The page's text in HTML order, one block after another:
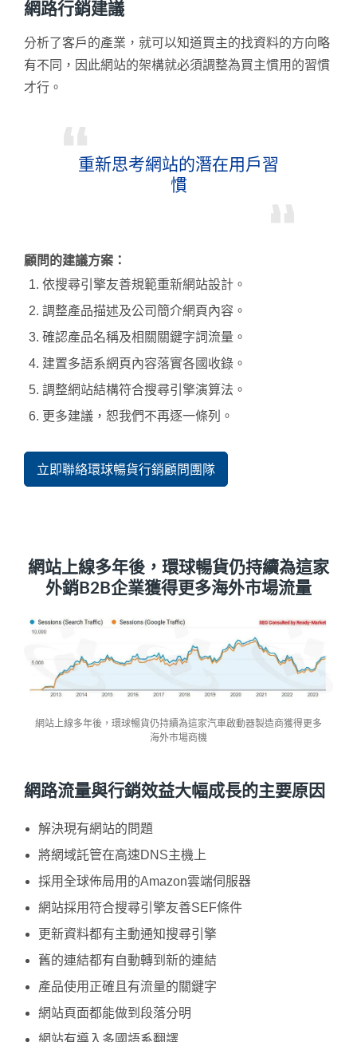
網路行銷建議
分析了客戶的產業，就可以知道買主的找資料的方向略
有不同，因此網站的架構就必須調整為買主慣用的習慣
才行。
重新思考網站的潛在用戶習
慣
顧問的建議方案：
依搜尋引擎友善規範重新網站設計。
調整產品描述及公司簡介網頁內容。
確認產品名稱及相關關鍵字詞流量。
建置多語系網頁內容落實各國收錄。
調整網站結構符合搜尋引擎演算法。
更多建議，恕我們不再逐一條列。
立即聯絡環球暢貨行銷顧問團隊
網站上線多年後，環球暢貨仍持續為這家
外銷B2B企業獲得更多海外市場流量
網站上線多年後，環球暢貨仍持續為這家汽車啟動器製造商獲得更多
海外市場商機
網路流量與行銷效益大幅成長的主要原因
解決現有網站的問題
將網域託管在高速DNS主機上
採用全球佈局用的Amazon雲端伺服器
網站採用符合搜尋引擎友善SEF條件
更新資料都有主動通知搜尋引擎
舊的連結都有自動轉到新的連結
產品使用正確且有流量的關鍵字
網站頁面都能做到段落分明
網站有導入多國語系翻譯